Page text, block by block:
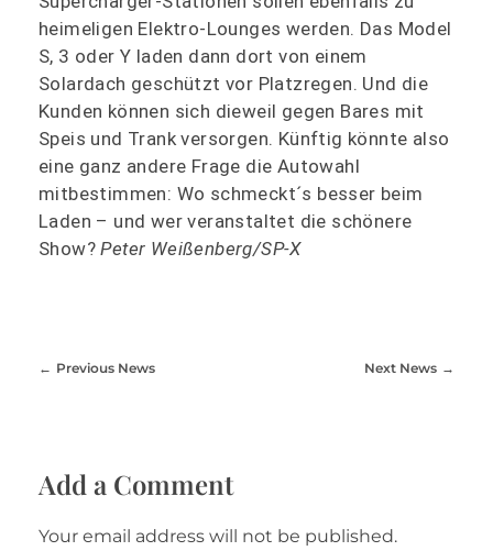
heimeligen Elektro-Lounges werden. Das Model
S, 3 oder Y laden dann dort von einem
Solardach geschützt vor Platzregen. Und die
Kunden können sich dieweil gegen Bares mit
Speis und Trank versorgen. Künftig könnte also
eine ganz andere Frage die Autowahl
mitbestimmen: Wo schmeckt´s besser beim
Laden – und wer veranstaltet die schönere
Show?Peter Weißenberg/SP-X
Previous News Next News
Add a Comment
Your email address will not be published.